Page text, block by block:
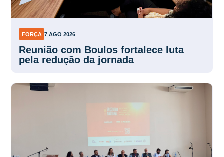
FORÇA 7 AGO 2026
Reunião com Boulos fortalece luta
pela redução da jornada